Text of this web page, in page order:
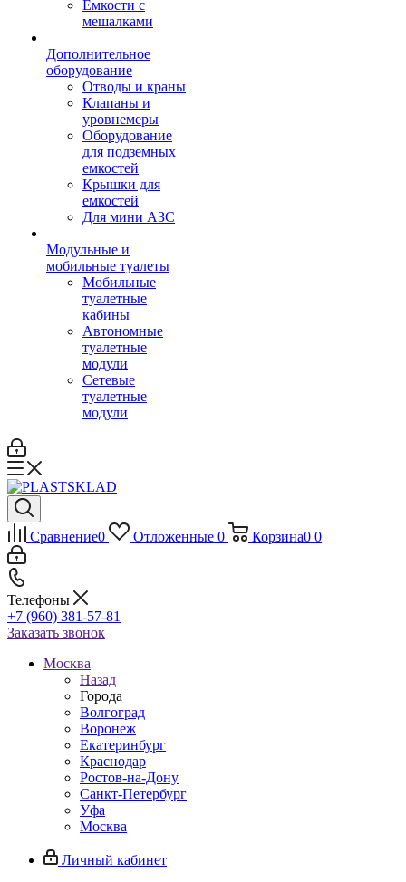
Емкости с
мешалками
Дополнительное
оборудование
Отводы и краны
Клапаны и
уровнемеры
Оборудование
для подземных
емкостей
Крышки для
емкостей
Для мини АЗС
Модульные и
мобильные туалеты
Мобильные
туалетные
кабины
Автономные
туалетные
модули
Сетевые
туалетные
модули
Сравнение0 Отложенные 0 Корзина0 0
Телефоны
+7 (960) 381-57-81
Заказать звонок
Москва
Назад
Города
Волгоград
Воронеж
Екатеринбург
Краснодар
Ростов-на-Дону
Санкт-Петербург
Уфа
Москва
Личный кабинет